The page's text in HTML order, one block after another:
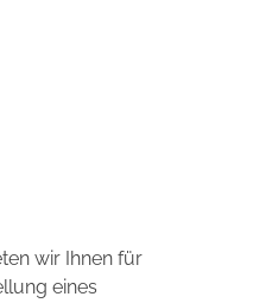
wir Ihnen für
eines